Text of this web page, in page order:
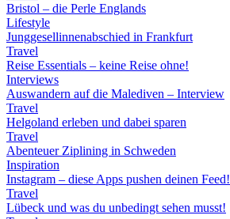
Bristol – die Perle Englands
Lifestyle
Junggesellinnenabschied in Frankfurt
Travel
Reise Essentials – keine Reise ohne!
Interviews
Auswandern auf die Malediven – Interview
Travel
Helgoland erleben und dabei sparen
Travel
Abenteuer Ziplining in Schweden
Inspiration
Instagram – diese Apps pushen deinen Feed!
Travel
Lübeck und was du unbedingt sehen musst!